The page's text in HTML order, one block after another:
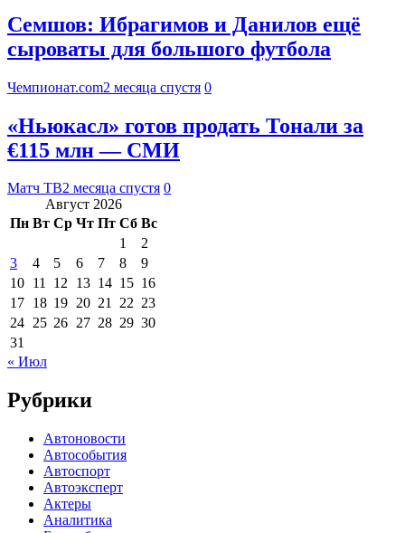
Семшов: Ибрагимов и Данилов ещё
сыроваты для большого футбола
Чемпионат.com2 месяца спустя 0
«Ньюкасл» готов продать Тонали за
€115 млн — СМИ
Матч ТВ2 месяца спустя 0
Август 2026
Пн Вт Ср Чт Пт Сб Вс
1
2
3
4 5 6 7 8
9
10 11 12 13 14 15 16
17 18 19 20 21 22 23
24 25 26 27 28 29 30
31
« Июл
Рубрики
Автоновости
Автособытия
Автоспорт
Автоэксперт
Актеры
Аналитика